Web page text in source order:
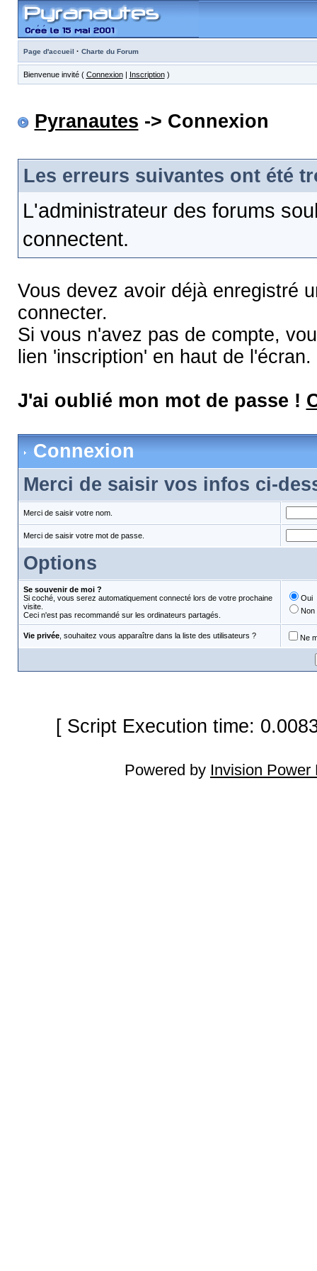
Page d'accueil · Charte du Forum
Bienvenue invité ( Connexion| Inscription)
Pyranautes -> Connexion
Les erreurs suivantes ont été
L'administrateur des forums
connectent.
Vous devez avoir déjà enregistré
connecter.
Si vous n'avez pas de compte,
lien 'inscription' en haut de l'écran.
J'ai oublié mon mot de passe !
Connexion
Merci de saisir vos infos ci-
Merci de saisir votre nom.
Merci de saisir votre mot de passe.
Options
Se souvenir de moi ?
Si coché, vous serez automatiquement connecté lors de votre prochaine
visite.
Ceci n'est pas recommandé sur les ordinateurs partagés.
Oui
Non
Vie privée, souhaitez vous apparaître dans la liste des utilisateurs ? Ne
[ Script Execution time:
Powered by Invision Power